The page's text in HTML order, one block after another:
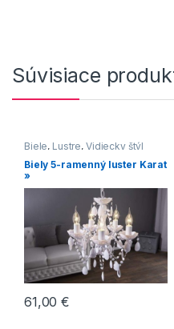
Súvisiace
Biele, Lustre, Vidiecky štýl
Biely 5-ramenný luster Karat
»
61,00€